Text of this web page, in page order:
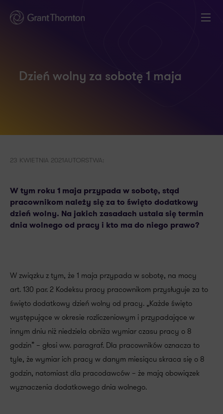
Dzień wolny za sobotę 1 maja
23 KWIETNIA 2021AUTORSTWA:
W tym roku 1 maja przypada w sobotę, stąd
pracownikom należy się za to święto dodatkowy
dzień wolny. Na jakich zasadach ustala się termin
dnia wolnego od pracy i kto ma do niego prawo?
W związku z tym, że 1 maja przypada w sobotę, na mocy
art. 130 par. 2 Kodeksu pracy pracownikom przysługuje za to
święto dodatkowy dzień wolny od pracy. „Każde święto
występujące w okresie rozliczeniowym i przypadające w
innym dniu niż niedziela obniża wymiar czasu pracy o 8
godzin” – głosi ww. paragraf. Dla pracowników oznacza to
tyle, że wymiar ich pracy w danym miesiącu skraca się o 8
godzin, natomiast dla pracodawców – że mają obowiązek
wyznaczenia dodatkowego dnia wolnego.